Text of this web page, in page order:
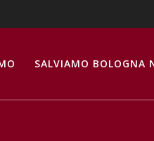
SALVIAMO BOLOGNA